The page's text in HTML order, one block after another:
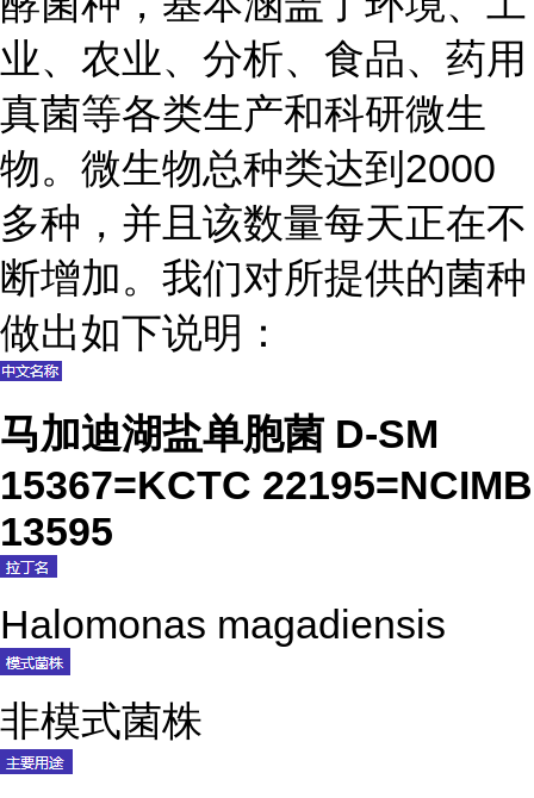
业、农业、分析、食品、药用
真菌等各类生产和科研微生
物。微生物总种类达到2000
多种，并且该数量每天正在不
断增加。我们对所提供的菌种
做出如下说明：
马加迪湖盐单胞菌 D-SM
15367=KCTC 22195=NCIMB
13595
Halomonas magadiensis
非模式菌株